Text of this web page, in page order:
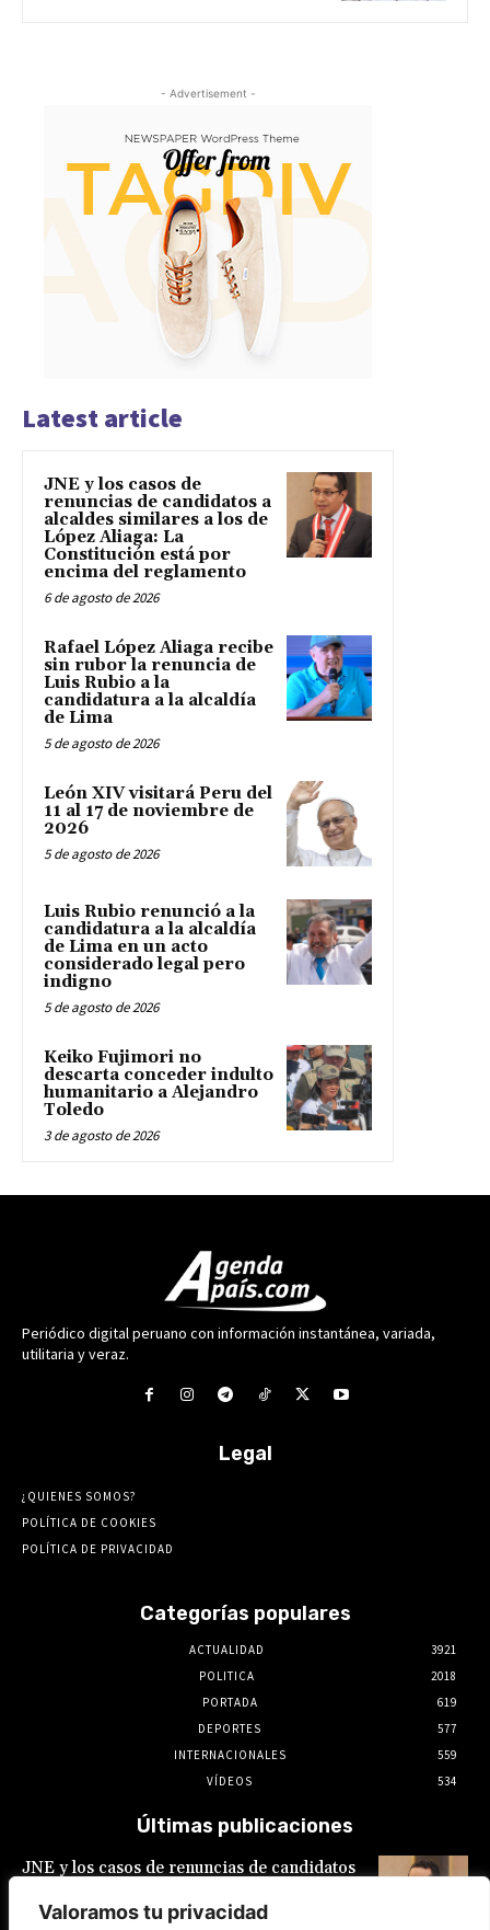
Valoramos tu privacidad
- Advertisement -
Latest article
JNE y los casos de
renuncias de candidatos a
alcaldes similares a los de
López Aliaga: La
Constitución está por
encima del reglamento
6 de agosto de 2026
Rafael López Aliaga recibe
sin rubor la renuncia de
Luis Rubio a la
candidatura a la alcaldía
de Lima
5 de agosto de 2026
León XIV visitará Peru del
11 al 17 de noviembre de
2026
5 de agosto de 2026
Luis Rubio renunció a la
candidatura a la alcaldía
de Lima en un acto
considerado legal pero
indigno
5 de agosto de 2026
Keiko Fujimori no
descarta conceder indulto
humanitario a Alejandro
Toledo
3 de agosto de 2026
Periódico digital peruano con información instantánea, variada,
utilitaria y veraz.
Legal
¿QUIENES SOMOS?
POLÍTICA DE COOKIES
POLÍTICA DE PRIVACIDAD
Categorías populares
ACTUALIDAD
3921
POLITICA
2018
PORTADA
619
DEPORTES
577
INTERNACIONALES
559
VÍDEOS
534
Últimas publicaciones
JNE y los casos de renuncias de candidatos
Constitución está por encima del reglamento